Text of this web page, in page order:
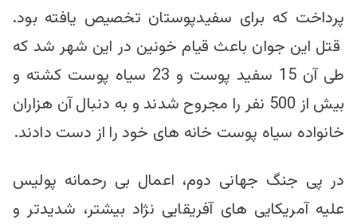
پرداخت که برای سفیدپوستان تخصیص یافته بود.
قتل این جوان باعث قیام خونین در این شهر شد که
طی آن 15 سفید پوست و 23 سیاه پوست کشته و
بیش از 500 نفر را مجروح شدند و به دنبال آن هزاران
خانواده سیاه پوست خانه های خود را از دست دادند.
در پی جنگ جهانی دوم، اعمال بی رحمانه پولیس
علیه آمریکایی های آفریقایی نژاد بیشتر، شدیدتر و